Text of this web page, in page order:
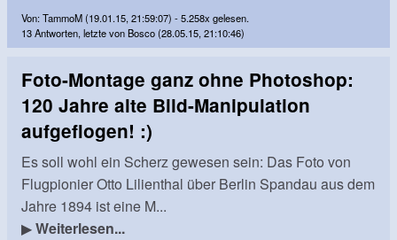
Von: TammoM (19.01.15, 21:59:07) - 5.258x gelesen.
13 Antworten, letzte von Bosco (28.05.15, 21:10:46)
Foto-Montage ganz ohne Photoshop:
120 Jahre alte Bild-Manipulation
aufgeflogen! :)
Es soll wohl ein Scherz gewesen sein: Das Foto von
Flugpionier Otto Lilienthal über Berlin Spandau aus dem
Jahre 1894 ist eine M...
▶Weiterlesen...